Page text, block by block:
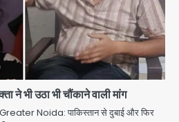
ने भी उठा भी चौंकाने वाली मांग
Noida: पाकिस्तान से दुबाई और फिर
Gandhi’s Prayagraj
युवाओं को ‘दर्द, डेटा, दौलत’ का
का वार